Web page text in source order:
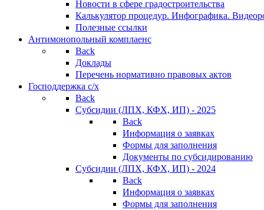
Новости в сфере градостроительства
Калькулятор процедур. Инфографика.
Полезные ссылки
Антимонопольный комплаенс
Back
Доклады
Перечень нормативно правовых актов
Господдержка с/х
Back
Субсидии (ЛПХ, КФХ, ИП) - 2025
Back
Информация о заявках
Формы для заполнения
Документы по субсидированию
Субсидии (ЛПХ, КФХ, ИП) - 2024
Back
Информация о заявках
Формы для заполнения